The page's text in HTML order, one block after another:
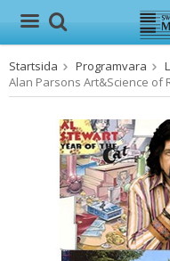
Produkten
Startsida Programvara
Alan Parsons Art&Science of